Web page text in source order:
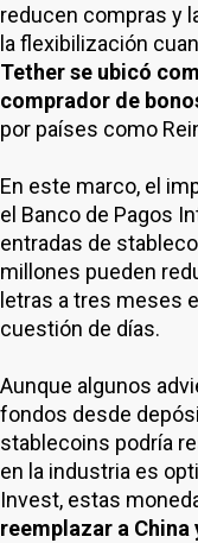
reducen compras y
la flexibilización
Tether se ubicó
comprador de
por países como
En este marco, el
el Banco de Pagos
entradas de
millones pueden
letras a tres meses
cuestión de días.
Aunque algunos
fondos desde
stablecoins podría
en la industria es
Invest, estas
reemplazar a